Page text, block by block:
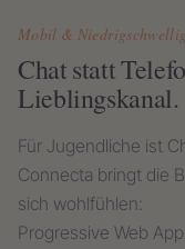
Mobil & Niedrigschwellig
Chat statt
Lieblingskanal.
Für Jugendliche ist
Connecta bringt die
sich wohlfühlen:
Progressive Web